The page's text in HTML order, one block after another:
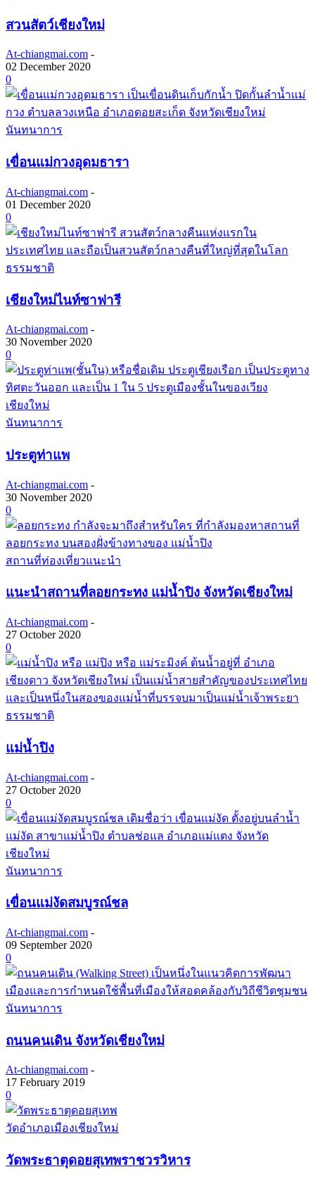
สวนสัตว์เชียงใหม่
At-chiangmai.com -
02 December 2020
0
นันทนาการ
เขื่อนแม่กวงอุดมธารา
At-chiangmai.com -
01 December 2020
0
ธรรมชาติ
เชียงใหม่ไนท์ซาฟารี
At-chiangmai.com -
30 November 2020
0
นันทนาการ
ประตูท่าแพ
At-chiangmai.com -
30 November 2020
0
สถานที่ท่องเที่ยวแนะนำ
แนะนำสถานที่ลอยกระทง แม่น้ำปิง จังหวัดเชียงใหม่
At-chiangmai.com -
27 October 2020
0
ธรรมชาติ
แม่น้ำปิง
At-chiangmai.com -
27 October 2020
0
นันทนาการ
เขื่อนแม่งัดสมบูรณ์ชล
At-chiangmai.com -
09 September 2020
0
นันทนาการ
ถนนคนเดิน จังหวัดเชียงใหม่
At-chiangmai.com -
17 February 2019
0
วัดอำเภอเมืองเชียงใหม่
วัดพระธาตุดอยสุเทพราชวรวิหาร